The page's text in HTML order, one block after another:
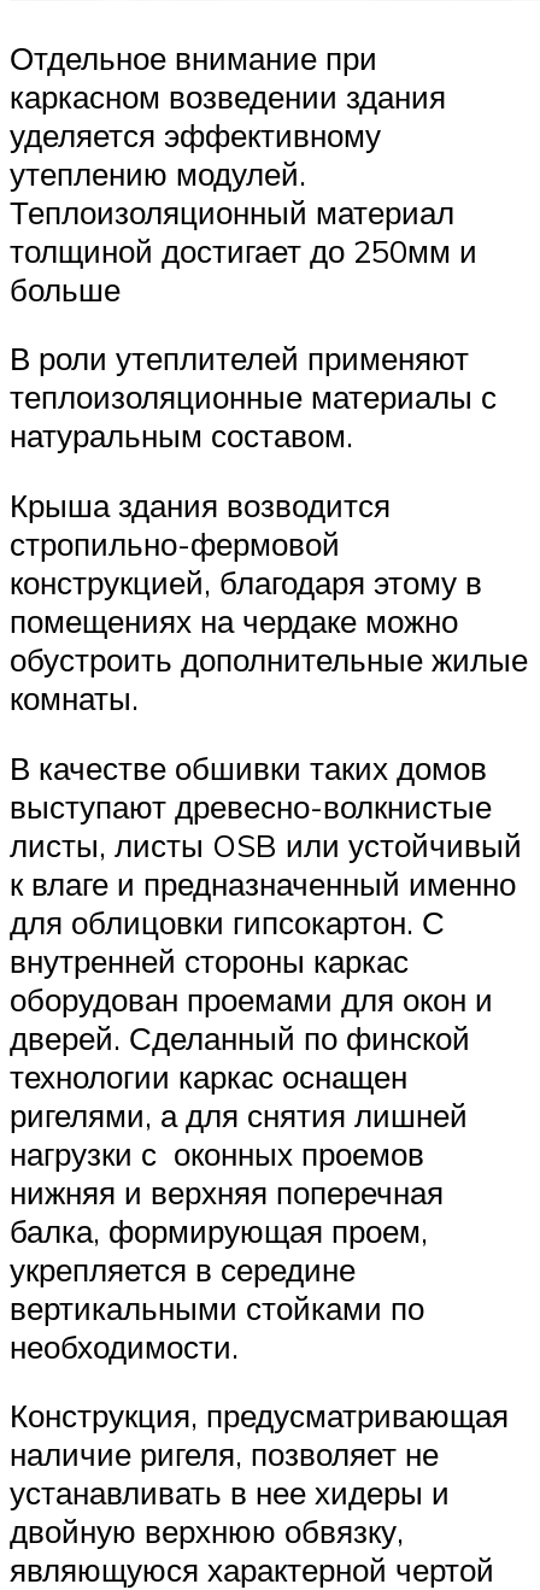
Отдельное внимание при
каркасном возведении здания
уделяется эффективному
утеплению модулей.
Теплоизоляционный материал
толщиной достигает до 250мм и
больше
В роли утеплителей применяют
теплоизоляционные материалы с
натуральным составом.
Крыша здания возводится
стропильно-фермовой
конструкцией, благодаря этому в
помещениях на чердаке можно
обустроить дополнительные жилые
комнаты.
В качестве обшивки таких домов
выступают древесно-волкнистые
листы, листы OSB или устойчивый
к влаге и предназначенный именно
для облицовки гипсокартон. С
внутренней стороны каркас
оборудован проемами для окон и
дверей. Сделанный по финской
технологии каркас оснащен
ригелями, а для снятия лишней
нагрузки с оконных проемов
нижняя и верхняя поперечная
балка, формирующая проем,
укрепляется в середине
вертикальными стойками по
необходимости.
Конструкция, предусматривающая
наличие ригеля, позволяет не
устанавливать в нее хидеры и
двойную верхнюю обвязку,
являющуюся характерной чертой